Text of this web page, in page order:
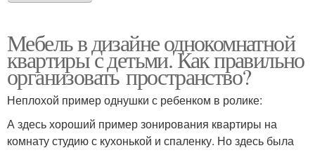
Мебель в дизайне однокомнатной
квартиры с детьми. Как правильно
организовать пространство?
Неплохой пример однушки с ребенком в ролике:
А здесь хороший пример зонирования квартиры на
комнату студию с кухонькой и спаленку. Но здесь была